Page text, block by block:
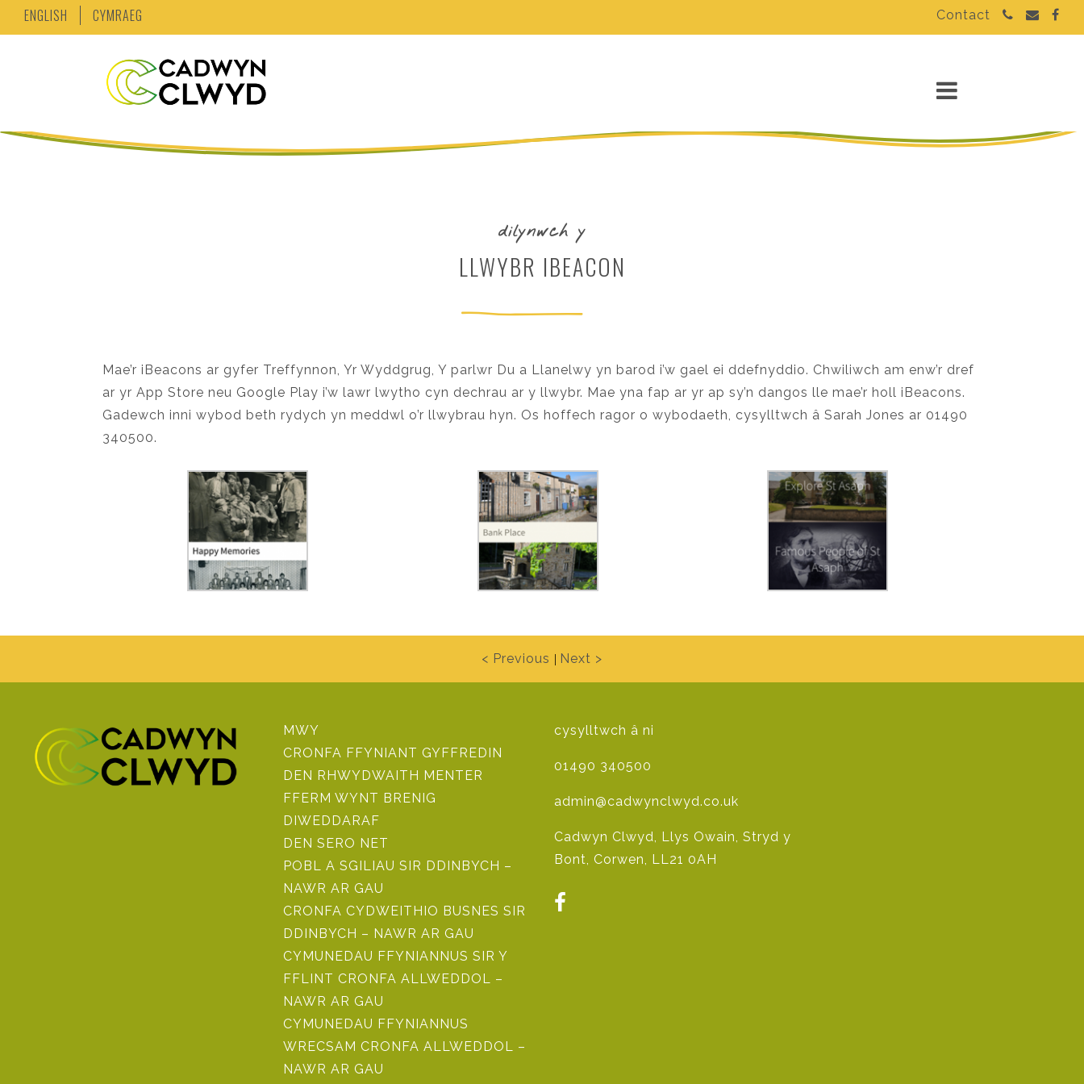
ENGLISH CYMRAEG Contact
dilynwch y
LLWYBR IBEACON
Mae’r iBeacons ar gyfer Treffynnon, Yr Wyddgrug, Y parlwr Du a Llanelwy yn barod i’w gael ei ddefnyddio. Chwiliwch am enw’r dref
ar yr App Store neu Google Play i’w lawr lwytho cyn dechrau ar y llwybr. Mae yna fap ar yr ap sy’n dangos lle mae’r holl iBeacons.
Gadewch inni wybod beth rydych yn meddwl o’r llwybrau hyn. Os hoffech ragor o wybodaeth, cysylltwch â Sarah Jones ar 01490
340500.
< Previous Next >
MWY
CRONFA FFYNIANT GYFFREDIN
DEN RHWYDWAITH MENTER
FFERM WYNT BRENIG
DIWEDDARAF
DEN SERO NET
POBL A SGILIAU SIR DDINBYCH –
NAWR AR GAU
CRONFA CYDWEITHIO BUSNES SIR
DDINBYCH – NAWR AR GAU
CYMUNEDAU FFYNIANNUS SIR Y
FFLINT CRONFA ALLWEDDOL –
NAWR AR GAU
CYMUNEDAU FFYNIANNUS
WRECSAM CRONFA ALLWEDDOL –
NAWR AR GAU
cysylltwch â ni
01490 340500
admin@cadwynclwyd.co.uk
Cadwyn Clwyd, Llys Owain, Stryd y
Bont, Corwen, LL21 0AH